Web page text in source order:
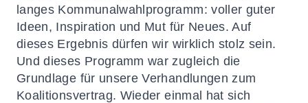
langes Kommunalwahlprogramm: voller guter
Ideen, Inspiration und Mut für Neues. Auf
dieses Ergebnis dürfen wir wirklich stolz sein.
Und dieses Programm war zugleich die
Grundlage für unsere Verhandlungen zum
Koalitionsvertrag. Wieder einmal hat sich